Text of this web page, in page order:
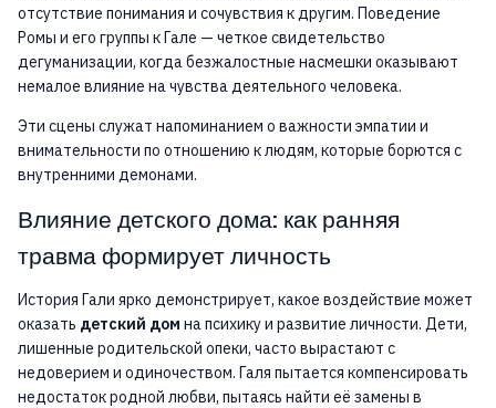
отсутствие понимания и сочувствия к другим. Поведение
Ромы и его группы к Гале — четкое свидетельство
дегуманизации, когда безжалостные насмешки оказывают
немалое влияние на чувства деятельного человека.
Эти сцены служат напоминанием о важности эмпатии и
внимательности по отношению к людям, которые борются с
внутренними демонами.
Влияние детского дома: как ранняя
травма формирует личность
История Гали ярко демонстрирует, какое воздействие может
оказать детский дом на психику и развитие личности. Дети,
лишенные родительской опеки, часто вырастают с
недоверием и одиночеством. Галя пытается компенсировать
недостаток родной любви, пытаясь найти её замены в